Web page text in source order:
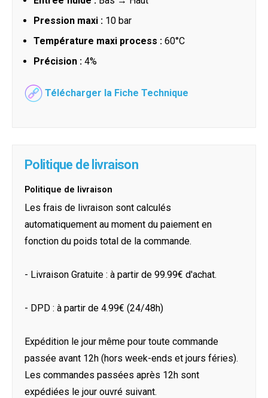
Pression maxi : 10 bar
Température maxi process : 60°C
Précision : 4%
Télécharger la Fiche Technique
Politique de livraison
Politique de livraison
Les frais de livraison sont calculés
automatiquement au moment du paiement en
fonction du poids total de la commande.
- Livraison Gratuite : à partir de 99.99€ d'achat.
- DPD : à partir de 4.99€ (24/48h)
Expédition le jour même pour toute commande
passée avant 12h (hors week-ends et jours féries).
Les commandes passées après 12h sont
expédiées le jour ouvré suivant.